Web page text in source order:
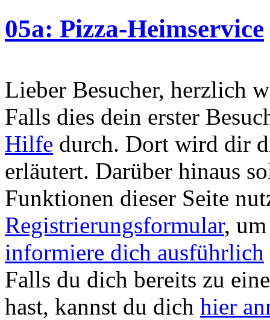
05a: Pizza-Heimservice
Lieber Besucher, herzlich
Falls dies dein erster
Hilfe durch. Dort wird dir
erläutert. Darüber hinaus
Funktionen dieser Seite
Registrierungsformular,
informiere dich ausführlich
Falls du dich bereits zu
hast, kannst du dich hier